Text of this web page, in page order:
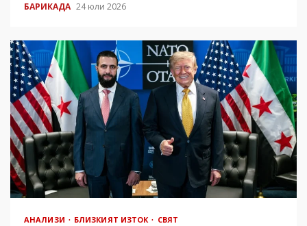
БАРИКАДА 24 юли 2026
АНАЛИЗИ БЛИЗКИЯТ ИЗТОК СВЯТ